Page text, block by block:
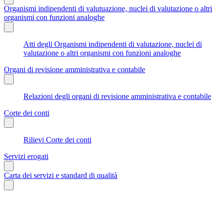
Organismi indipendenti di valutuazione, nuclei di valutazione o altri
organismi con funzioni analoghe
Atti degli Organismi indipendenti di valutazione, nuclei di
valutazione o altri organismi con funzioni analoghe
Organi di revisione amministrativa e contabile
Relazioni degli organi di revisione amministrativa e contabile
Corte dei conti
Rilievi Corte dei conti
Servizi erogati
Carta dei servizi e standard di qualità